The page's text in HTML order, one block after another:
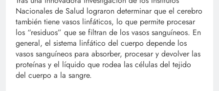
Nacionales de Salud lograron determinar que el cerebro
también tiene vasos linfáticos, lo que permite procesar
los “residuos” que se filtran de los vasos sanguíneos. En
general, el sistema linfático del cuerpo depende los
vasos sanguíneos para absorber, procesar y devolver las
proteínas y el líquido que rodea las células del tejido
del cuerpo a la sangre.